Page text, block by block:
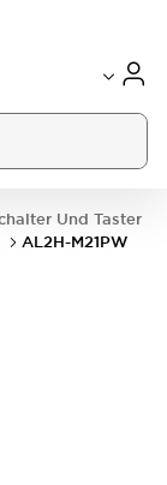
Und Taster
AL2H-M21PW